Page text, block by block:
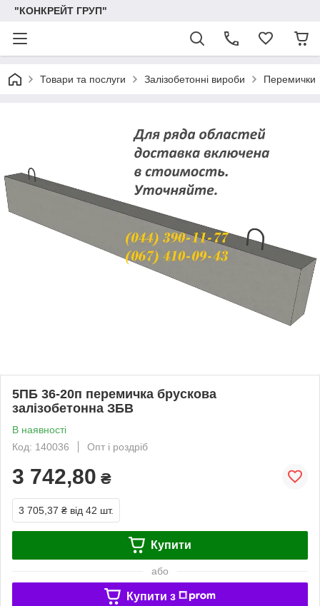
"КОНКРЕЙТ ГРУП"
Товари та послуги Залізобетонні вироби Перемички
5ПБ 36-20п перемичка брускова
залізобетонна ЗБВ
В наявності
Код: 140036
Опт і роздріб
3 742,80 ₴
3 705,37 ₴ від 42 шт.
Купити
або
Купити з